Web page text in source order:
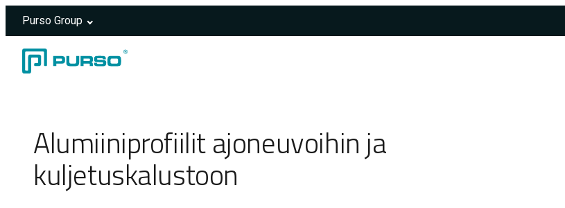
Purso Group
Alumiiniprofiilit ajoneuvoihin ja
kuljetuskalustoon